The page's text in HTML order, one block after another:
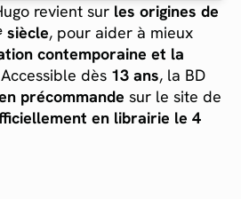
revient sur les origines de
siècle, pour aider à mieux
contemporaine et la
dès 13 ans, la BD
précommande sur le site de
en librairie le 4